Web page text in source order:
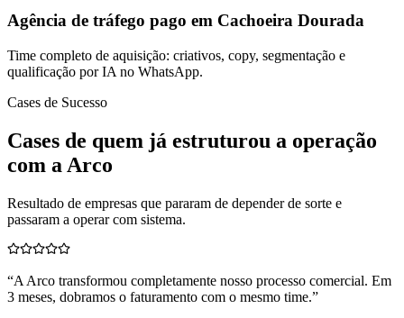
Agência de tráfego pago em Cachoeira Dourada
Time completo de aquisição: criativos, copy, segmentação e
qualificação por IA no WhatsApp.
Cases de Sucesso
Cases de quem já estruturou a operação
com a Arco
Resultado de empresas que pararam de depender de sorte e
passaram a operar com sistema.
“A Arco transformou completamente nosso processo comercial. Em
3 meses, dobramos o faturamento com o mesmo time.”